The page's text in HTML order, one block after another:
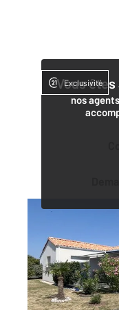
Vous
nos
Exclusivité
Ref : 6272
Maison à
377